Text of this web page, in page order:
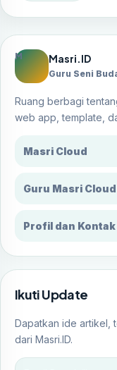
M Masri.ID
Guru Seni
Ruang berbagi
web app, template,
Masri Cloud
Guru Masri Cloud
Profil dan Kontak
Ikuti Update
Dapatkan ide artikel,
dari Masri.ID.